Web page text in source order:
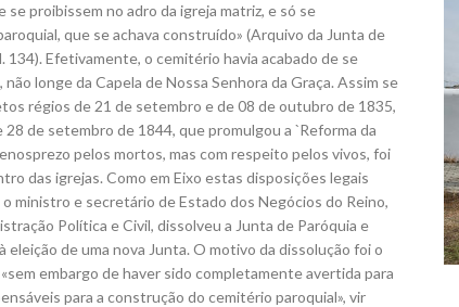
proibissem no adro da igreja matriz, e só se
que se achava construído» (Arquivo da Junta de
134). Efetivamente, o cemitério havia acabado de se
longe da Capela de Nossa Senhora da Graça. Assim se
régios de 21 de setembro e de 08 de outubro de 1835,
de setembro de 1844, que promulgou a `Reforma da
pelos mortos, mas com respeito pelos vivos, foi
das igrejas. Como em Eixo estas disposições legais
ministro e secretário de Estado dos Negócios do Reino,
Política e Civil, dissolveu a Junta de Paróquia e
eleição de uma nova Junta. O motivo da dissolução foi o
embargo de haver sido completamente avertida para
para a construção do cemitério paroquial», vir